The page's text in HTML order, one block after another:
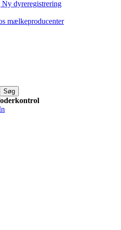
dyreregistrering
mælkeproducenter
Søg